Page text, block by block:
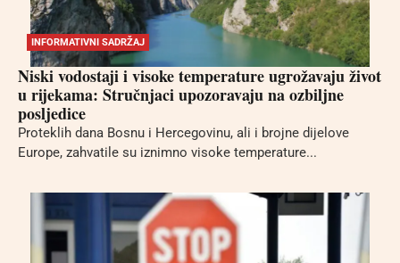
INFORMATIVNI SADRŽAJ
Niski vodostaji i visoke temperature ugrožavaju život
u rijekama: Stručnjaci upozoravaju na ozbiljne
posljedice
Proteklih dana Bosnu i Hercegovinu, ali i brojne dijelove
Europe, zahvatile su iznimno visoke temperature...